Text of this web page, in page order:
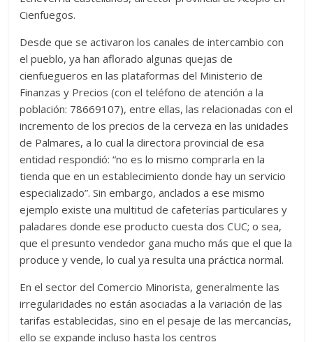
Cienfuegos.
Desde que se activaron los canales de intercambio con
el pueblo, ya han aflorado algunas quejas de
cienfuegueros en las plataformas del Ministerio de
Finanzas y Precios (con el teléfono de atención a la
población: 78669107), entre ellas, las relacionadas con el
incremento de los precios de la cerveza en las unidades
de Palmares, a lo cual la directora provincial de esa
entidad respondió: “no es lo mismo comprarla en la
tienda que en un establecimiento donde hay un servicio
especializado”. Sin embargo, anclados a ese mismo
ejemplo existe una multitud de cafeterías particulares y
paladares donde ese producto cuesta dos CUC; o sea,
que el presunto vendedor gana mucho más que el que la
produce y vende, lo cual ya resulta una práctica normal.
En el sector del Comercio Minorista, generalmente las
irregularidades no están asociadas a la variación de las
tarifas establecidas, sino en el pesaje de las mercancías,
ello se expande incluso hasta los centros